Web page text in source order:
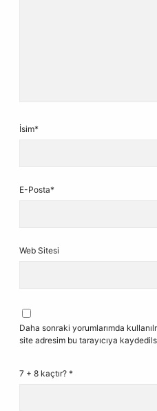
İsim*
E-Posta*
Web Sitesi
Daha sonraki yorumlarımda
site adresim bu tarayıcıya
7 + 8 kaçtır? *